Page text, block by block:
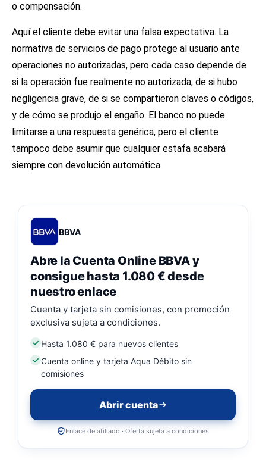
o compensación.
Aquí el cliente debe evitar una falsa expectativa. La
normativa de servicios de pago protege al usuario ante
operaciones no autorizadas, pero cada caso depende de
si la operación fue realmente no autorizada, de si hubo
negligencia grave, de si se compartieron claves o códigos,
y de cómo se produjo el engaño. El banco no puede
limitarse a una respuesta genérica, pero el cliente
tampoco debe asumir que cualquier estafa acabará
siempre con devolución automática.
BBVA
Abre la Cuenta Online BBVA y
consigue hasta 1.080 € desde
nuestro enlace
Cuenta y tarjeta sin comisiones, con promoción
exclusiva sujeta a condiciones.
Hasta 1.080 € para nuevos clientes
Cuenta online y tarjeta Aqua Débito sin
comisiones
Abrir cuenta
Enlace de afiliado · Oferta sujeta a condiciones